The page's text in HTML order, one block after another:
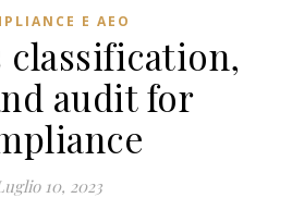
E AEO
classification,
audit for
10, 2023